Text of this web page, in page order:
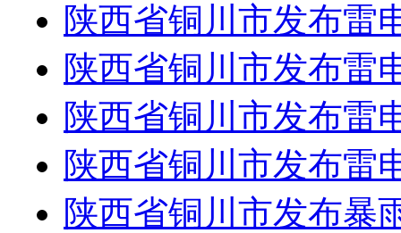
陕西省铜川市发布雷
陕西省铜川市发布雷
陕西省铜川市发布雷
陕西省铜川市发布雷
陕西省铜川市发布暴